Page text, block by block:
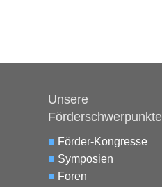
Unsere
Förderschwerpunkte
■ Förder-Kongresse
■ Symposien
■ Foren